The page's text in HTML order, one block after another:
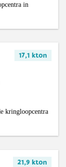
in
17,1 kton
kringloopcentra
21,9 kton